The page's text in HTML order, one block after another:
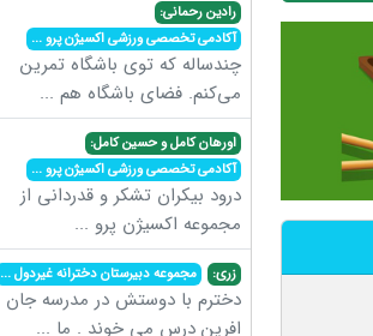
رادین رحمانی:
آکادمی تخصصی ورزشی اکسیژن پرو...
چندساله که توی باشگاه تمرین
می‌کنم. فضای باشگاه هم ...
اورهان کامل و حسین کامل:
آکادمی تخصصی ورزشی اکسیژن پرو...
درود بیکران تشکر و قدردانی از
مجموعه اکسیژن پرو ...
زری: مجموعه دبیرستان دخترانه غیردول...
دخترم با دوستش در مدرسه جان
افرین درس می خوند . ما ...